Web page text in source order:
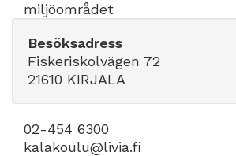
miljöområdet
Besöksadress
Fiskeriskolvägen 72
21610 KIRJALA
02-454 6300
kalakoulu@livia.fi